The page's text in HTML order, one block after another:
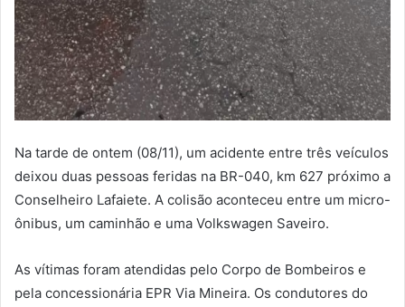
Na tarde de ontem (08/11), um acidente entre três veículos
deixou duas pessoas feridas na BR-040, km 627 próximo a
Conselheiro Lafaiete. A colisão aconteceu entre um micro-
ônibus, um caminhão e uma Volkswagen Saveiro.
As vítimas foram atendidas pelo Corpo de Bombeiros e
pela concessionária EPR Via Mineira. Os condutores do